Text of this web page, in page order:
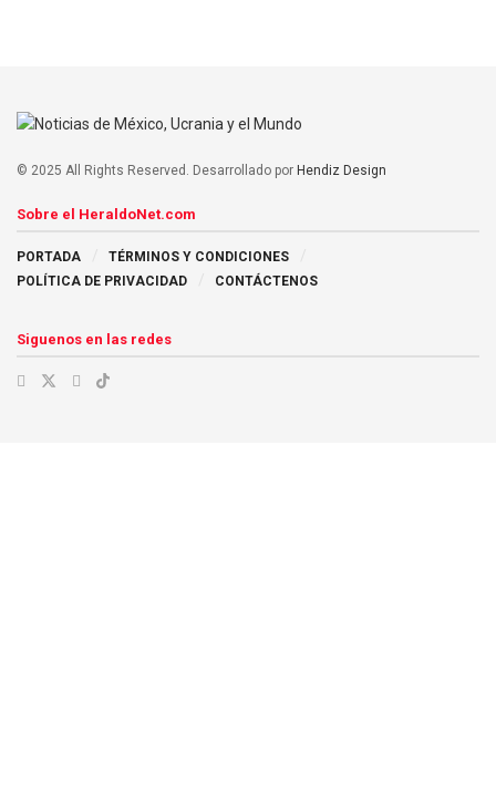
© 2025 All Rights Reserved. Desarrollado por Hendiz Design
Sobre el HeraldoNet.com
PORTADA
TÉRMINOS Y CONDICIONES
POLÍTICA DE PRIVACIDAD
CONTÁCTENOS
Siguenos en las redes